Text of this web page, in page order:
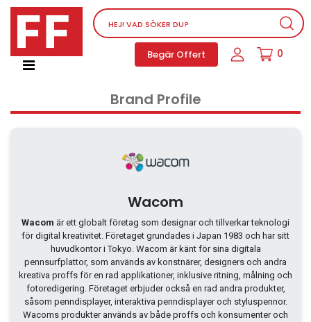
Begär Offert 0
Nätverksutrustning
Service, supportprogram och licenser
Ljud/video och multimedia
Skärmar och Projektorer
Olika produkter
Servrar och lagringsutrustning
Dator PC-system
Kontorsmaterial
Elektrisk utrustning
Brand Profile
Wacom
Wacom är ett globalt företag som designar och tillverkar teknologi
för digital kreativitet. Företaget grundades i Japan 1983 och har sitt
huvudkontor i Tokyo. Wacom är känt för sina digitala
pennsurfplattor, som används av konstnärer, designers och andra
kreativa proffs för en rad applikationer, inklusive ritning, målning och
fotoredigering. Företaget erbjuder också en rad andra produkter,
såsom penndisplayer, interaktiva penndisplayer och styluspennor.
Wacoms produkter används av både proffs och konsumenter och